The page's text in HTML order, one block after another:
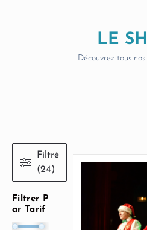
LE
Découvrez tous
Filtré
(24)
Filtrer P
Ar Tarif